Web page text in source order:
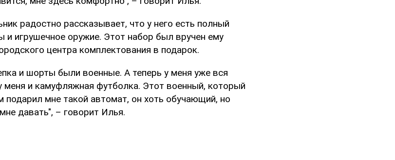
радостно рассказывает, что у него есть полный
и игрушечное оружие. Этот набор был вручен ему
центра комплектования в подарок.
и шорты были военные. А теперь у меня уже вся
меня и камуфляжная футболка. Этот военный, который
подарил мне такой автомат, он хоть обучающий, но
давать", – говорит Илья.